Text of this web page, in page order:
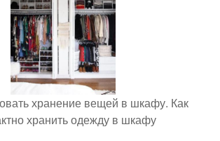
хранение вещей в шкафу. Как
хранить одежду в шкафу